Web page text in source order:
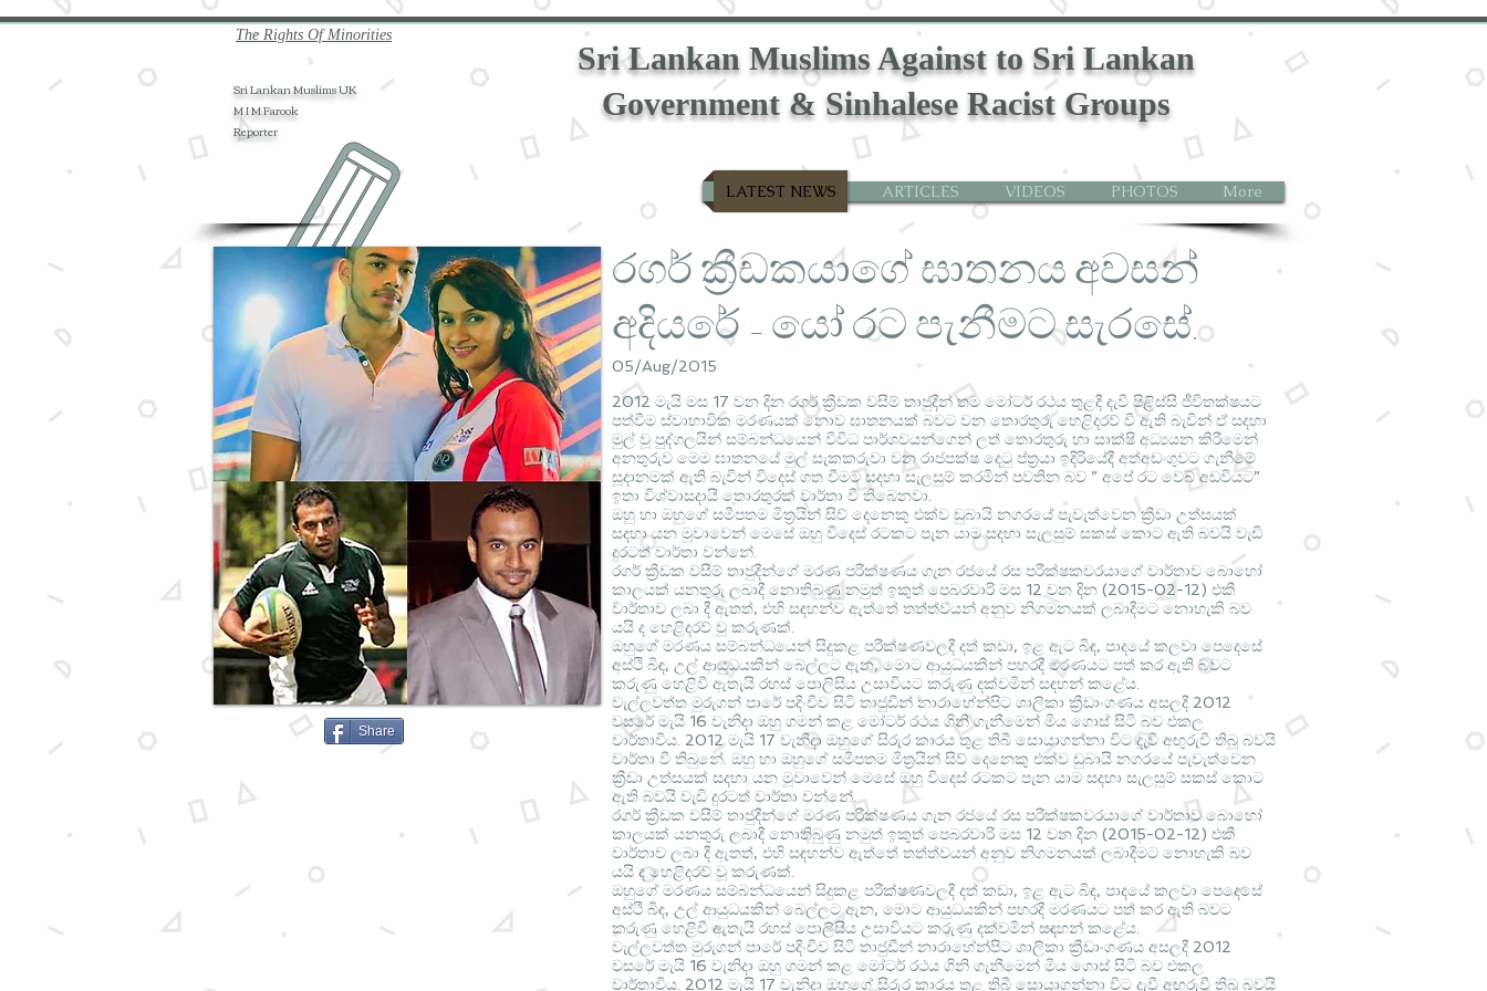
The Rights Of Minorities
Sri Lankan Muslims UK
M I M Farook
Reporter
LATEST NEWS ARTICLES VIDEOS PHOTOS More
Sri Lankan Muslims Against to Sri Lankan
Government & Sinhalese Racist Groups
Share
රගර් ක්‍රීඩකයාගේ ඝාතනය අවසන්
අදියරේ – යෝ රට පැනීමට සැරසේ.
05/Aug/2015
2012 මැයි මස 17 වන දින රගර් ක්‍රීඩක වසීම් තාජුදීන් තම මෝටර් රථය තුළදී දැවී පිළිස්සී ජීවිතක්ෂයට
පත්වීම ස්වාභාවික මරණයක් නොව ඝාතනයක් බවට වන තොරතුරු හෙළිදරව් වී ඇති බැවින් ඒ සදහා
මුල් වූ පුද්ගලයින් සම්බන්ධයෙන් විවිධ පාර්ශවයන්ගෙන් ලත් තොරතුරු හා සාක්ෂි අධ්‍යයන කිරීමෙන්
අනතුරුව මෙම ඝාතනයේ මුල් සැකකරුවා වන රාජපක්ෂ දෙටු ප්ත්‍රයා ඉදිරියේදී අත්අඩංගුවට ගැනීමේ
සූදානමක් ඇති බැවින් විදෙස් ගත වීමට සදහා සැලසුම් කරමින් පවතින බව ” අපේ රට වෙබ් අඩවියට”
ඉතා විශ්වාසදායි තොරතුරක් වාර්තා වී තිබෙනවා.
ඔහු හා ඔහුගේ සමීපතම මිත්‍රයින් සිව් දෙනෙකු එක්ව ඩුබායි නගරයේ පැවැත්වෙන ක්‍රීඩා උත්සයක්
සදහා යන මූවාවෙන් මෙසේ ඔහු විදෙස් රටකට පැන යාම සදහා සැලසුම් සකස් කොට ඇති බවයි වැඩි
දුරටත් වාර්තා වන්නේ.
රගර් ක්‍රීඩක වසීම් තාජුදීන්ගේ මරණ පරීක්ෂණය ගැන රජයේ රස පරීක්ෂකවරයාගේ වාර්තාව බොහෝ
කාලයක් යනතුරු ලබාදී නොතිබුණු නමුත් ඉකුත් පෙබරවාරි මස 12 වන දින (2015-02-12) එකී
වාර්තාව ලබා දී ඇතත්, එහි සඳහන්ව ඇත්තේ තත්ත්වයන් අනුව නිගමනයක් ලබාදීමට නොහැකි බව
යයි ද හෙළිදරව් වූ කරුණක්.
ඔහුගේ මරණය සම්බන්ධයෙන් සිදුකළ පරීක්ෂණවලදී දත් කඩා, ඉළ ඇට බිඳ, පාදයේ කලවා පෙදෙසේ
අස්ථි බිඳ, උල් ආයුධයකින් බෙල්ලට ඇන, මොට ආයුධයකින් පහරදී මරණයට පත් කර ඇති බවට
කරුණු හෙළිවී ඇතැයි රහස් පොලිසිය උසාවියට කරුණු දක්වමින් සඳහන් කළේය.
වැල්ලවත්ත මුරුගන් පාරේ පදිංචිව සිටි තාජුඩීන් නාරාහේන්පිට ශාලිකා ක්‍රීඩාංගණය අසලදී 2012
වසරේ මැයි 16 වැනිදා ඔහු ගමන් කළ මෝටර් රථය ගිනි ගැනීමෙන් මිය ගොස් සිටි බව එකල
වාර්තාවිය. 2012 මැයි 17 වැනිදා ඔහුගේ සිරුර කාරය තුළ තිබී සොයාගන්නා විට දැවී අඟුරුවී තිබූ බවයි
වාර්තා වී තිබුනේ. ඔහු හා ඔහුගේ සමීපතම මිත්‍රයින් සිව් දෙනෙකු එක්ව ඩුබායි නගරයේ පැවැත්වෙන
ක්‍රීඩා උත්සයක් සදහා යන මූවාවෙන් මෙසේ ඔහු විදෙස් රටකට පැන යාම සදහා සැලසුම් සකස් කොට
ඇති බවයි වැඩි දුරටත් වාර්තා වන්නේ.
රගර් ක්‍රීඩක වසීම් තාජුදීන්ගේ මරණ පරීක්ෂණය ගැන රජයේ රස පරීක්ෂකවරයාගේ වාර්තාව බොහෝ
කාලයක් යනතුරු ලබාදී නොතිබුණු නමුත් ඉකුත් පෙබරවාරි මස 12 වන දින (2015-02-12) එකී
වාර්තාව ලබා දී ඇතත්, එහි සඳහන්ව ඇත්තේ තත්ත්වයන් අනුව නිගමනයක් ලබාදීමට නොහැකි බව
යයි ද හෙළිදරව් වූ කරුණක්.
ඔහුගේ මරණය සම්බන්ධයෙන් සිදුකළ පරීක්ෂණවලදී දත් කඩා, ඉළ ඇට බිඳ, පාදයේ කලවා පෙදෙසේ
අස්ථි බිඳ, උල් ආයුධයකින් බෙල්ලට ඇන, මොට ආයුධයකින් පහරදී මරණයට පත් කර ඇති බවට
කරුණු හෙළිවී ඇතැයි රහස් පොලිසිය උසාවියට කරුණු දක්වමින් සඳහන් කළේය.
වැල්ලවත්ත මුරුගන් පාරේ පදිංචිව සිටි තාජුඩීන් නාරාහේන්පිට ශාලිකා ක්‍රීඩාංගණය අසලදී 2012
වසරේ මැයි 16 වැනිදා ඔහු ගමන් කළ මෝටර් රථය ගිනි ගැනීමෙන් මිය ගොස් සිටි බව එකල
වාර්තාවිය. 2012 මැයි 17 වැනිදා ඔහුගේ සිරුර කාරය තුළ තිබී සොයාගන්නා විට දැවී අඟුරුවී තිබූ බවයි